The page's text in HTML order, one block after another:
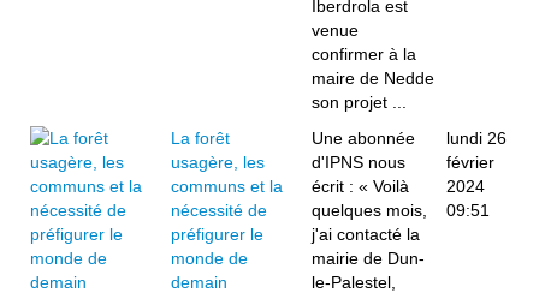
Iberdrola est
venue
confirmer à la
maire de Nedde
son projet ...
La forêt
usagère, les
communs et la
nécessité de
préfigurer le
monde de
demain
Une abonnée
d'IPNS nous
écrit : « Voilà
quelques mois,
j'ai contacté la
mairie de Dun-
le-Palestel,
lundi 26
février
2024
09:51